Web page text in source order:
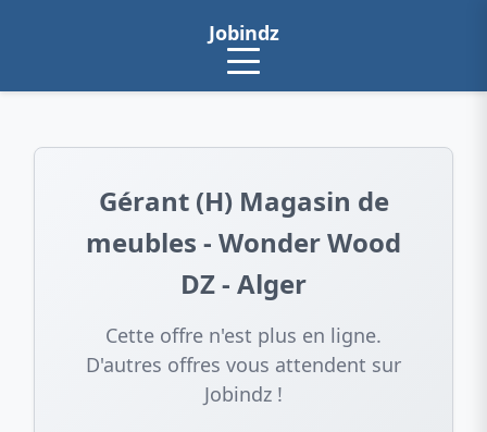
Jobindz
Gérant (H) Magasin de
meubles - Wonder Wood
DZ - Alger
Cette offre n'est plus en ligne.
D'autres offres vous attendent sur
Jobindz !